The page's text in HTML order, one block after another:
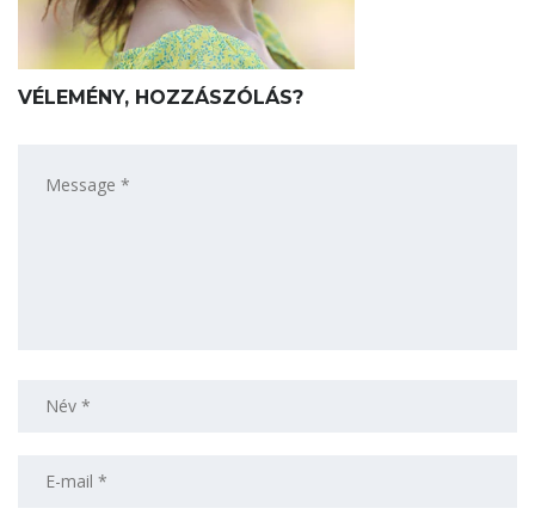
VÉLEMÉNY, HOZZÁSZÓLÁS?